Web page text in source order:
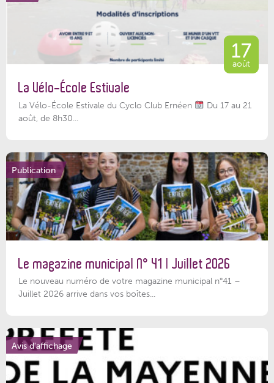
17
août
La Vélo-École Estivale
La Vélo-École Estivale du Cyclo Club Ernéen
Du 17 au 21
août, de 8h30...
Publication
Le magazine municipal N° 41 | Juillet 2026
Le nouveau numéro de votre magazine municipal n°41 –
Juillet 2026 arrive dans vos boîtes...
Avis d'affichage